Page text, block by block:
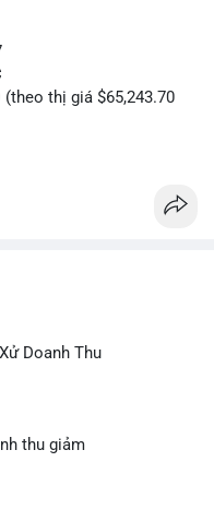
(theo thị giá $65,243.70
USD được di chuyển
BTC này được gửi lên
gia tăng. Ngược lại, nếu
tiếp theo từ địa chỉ này.
thận trọng với nhịp điều
Doanh Thu
thu giảm